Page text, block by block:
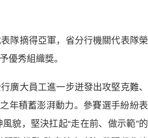
隊摘得亞軍，省分行機關代表隊榮
優秀組織獎。
大員工進一步迸發出攻堅克難、
年積蓄澎湃動力。參賽選手紛紛表
貌，堅決扛起“走在前、做示範”的